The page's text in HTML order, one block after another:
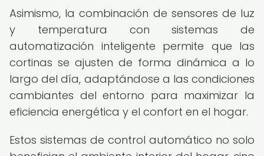
Asimismo, la combinación de sensores de luz
y temperatura con sistemas de
automatización inteligente permite que las
cortinas se ajusten de forma dinámica a lo
largo del día, adaptándose a las condiciones
cambiantes del entorno para maximizar la
eficiencia energética y el confort en el hogar.
Estos sistemas de control automático no solo